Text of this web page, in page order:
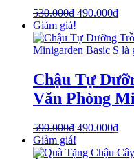
530.000₫ 490.000₫
Giảm giá!
Chậu Tự
Văn Phòng
590.000₫ 490.000₫
Giảm giá!